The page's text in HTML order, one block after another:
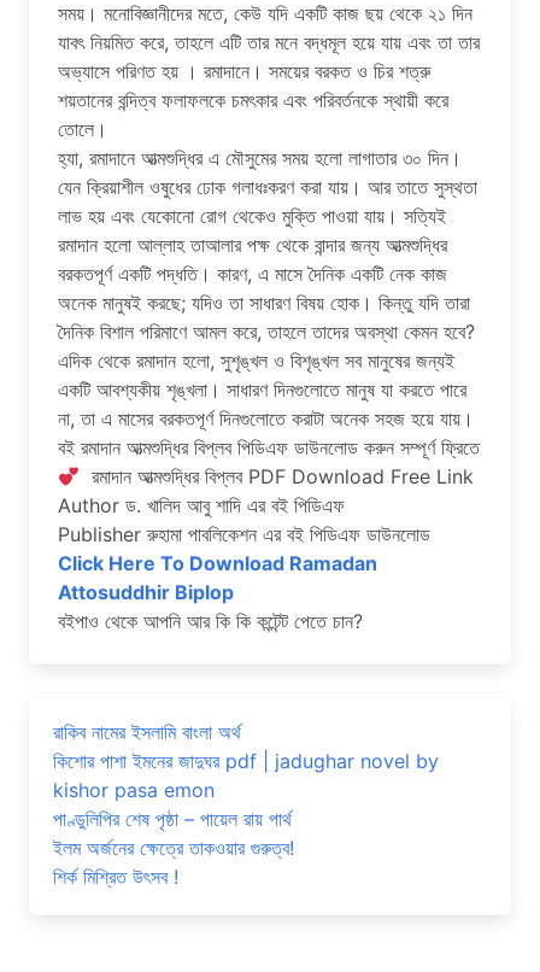
সময়। মনােবিজ্ঞানীদের মতে, কেউ যদি একটি কাজ ছয় থেকে ২১ দিন
যাবৎ নিয়মিত করে, তাহলে এটি তার মনে বদ্ধমূল হয়ে যায় এবং তা তার
অভ্যাসে পরিণত হয় । রমাদানে। সময়ের বরকত ও চির শত্রু
শয়তানের বন্দিত্ব ফলাফলকে চমৎকার এবং পরিবর্তনকে স্থায়ী করে
তােলে।
হ্যা, রমাদানে আত্মশুদ্ধির এ মৌসুমের সময় হলাে লাগাতার ৩০ দিন।
যেন ক্রিয়াশীল ওষুধের ঢােক গলাধঃকরণ করা যায়। আর তাতে সুস্থতা
লাভ হয় এবং যেকোনাে রােগ থেকেও মুক্তি পাওয়া যায়। সত্যিই
রমাদান হলাে আল্লাহ তাআলার পক্ষ থেকে বান্দার জন্য আত্মশুদ্ধির
বরকতপূর্ণ একটি পদ্ধতি। কারণ, এ মাসে দৈনিক একটি নেক কাজ
অনেক মানুষই করছে; যদিও তা সাধারণ বিষয় হােক। কিন্তু যদি তারা
দৈনিক বিশাল পরিমাণে আমল করে, তাহলে তাদের অবস্থা কেমন হবে?
এদিক থেকে রমাদান হলাে, সুশৃঙ্খল ও বিশৃঙ্খল সব মানুষের জন্যই
একটি আবশ্যকীয় শৃঙ্খলা। সাধারণ দিনগুলােতে মানুষ যা করতে পারে
না, তা এ মাসের বরকতপূর্ণ দিনগুলােতে করাটা অনেক সহজ হয়ে যায়।
বই রমাদান আত্মশুদ্ধির বিপ্লব পিডিএফ ডাউনলোড করুন সম্পূর্ণ ফ্রিতে
রমাদান আত্মশুদ্ধির বিপ্লব PDF Download Free Link
Author ড. খালিদ আবু শাদি এর বই পিডিএফ
Publisher রুহামা পাবলিকেশন এর বই পিডিএফ ডাউনলোড
Click Here To Download Ramadan
Attosuddhir Biplop
বইপাও থেকে আপনি আর কি কি কন্টেন্ট পেতে চান?
রাকিব নামের ইসলামি বাংলা অর্থ
কিশোর পাশা ইমনের জাদুঘর pdf | jadughar novel by
kishor pasa emon
পাণ্ডুলিপির শেষ পৃষ্ঠা – পায়েল রায় পার্থ
ইলম অর্জনের ক্ষেত্রে তাকওয়ার গুরুত্ব!
শির্ক মিশ্রিত উৎসব !